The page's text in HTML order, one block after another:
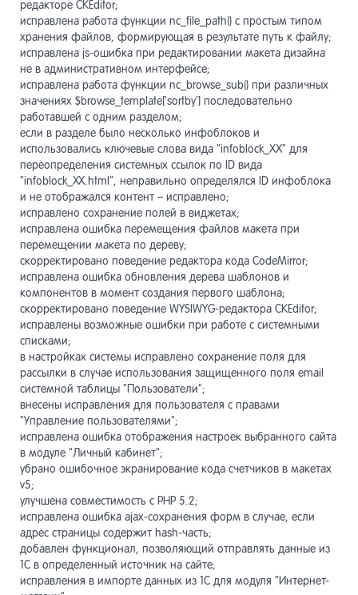
редакторе CKEditor;
исправлена работа функции nc_file_path() с простым типом
хранения файлов, формирующая в результате путь к файлу;
исправлена js-ошибка при редактировании макета дизайна
не в административном интерфейсе;
исправлена работа функции nc_browse_sub() при различных
значениях $browse_template['sortby'] последовательно
работавшей с одним разделом;
если в разделе было несколько инфоблоков и
использовались ключевые слова вида "infoblock_XX" для
переопределения системных ссылок по ID вида
"infoblock_ХХ.html", неправильно определялся ID инфоблока
и не отображался контент – исправлено;
исправлено сохранение полей в виджетах;
исправлена ошибка перемещения файлов макета при
перемещении макета по дереву;
скорректировано поведение редактора кода CodeMirror;
исправлена ошибка обновления дерева шаблонов и
компонентов в момент создания первого шаблона;
скорректировано поведение WYSIWYG-редактора CKEditor;
исправлены возможные ошибки при работе с системными
списками;
в настройках системы исправлено сохранение поля для
рассылки в случае использования защищенного поля email
системной таблицы "Пользователи";
внесены исправления для пользователя с правами
"Управление пользователями";
исправлена ошибка отображения настроек выбранного сайта
в модуле "Личный кабинет";
убрано ошибочное экранирование кода счетчиков в макетах
v5;
улучшена совместимость с PHP 5.2;
исправлена ошибка ajax-сохранения форм в случае, если
адрес страницы содержит hash-часть;
добавлен функционал, позволяющий отправлять данные из
1С в определенный источник на сайте;
исправления в импорте данных из 1С для модуля "Интернет-